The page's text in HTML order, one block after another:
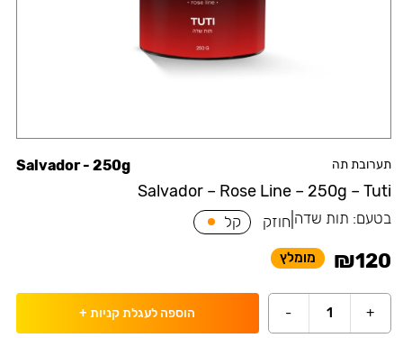
תערובת תה
Salvador – Rose Line – 250g – Tuti
Salvador - 250g
בטעם: תות שדה חוזק קל
₪120 מומלץ
+
1
- הוספה לעגלת קניות +